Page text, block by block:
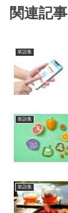
関連記事
単語集
単語集
単語集